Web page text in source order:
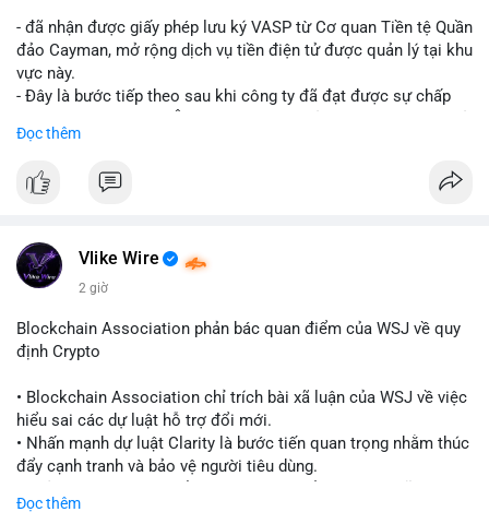
- đã nhận được giấy phép lưu ký VASP từ Cơ quan Tiền tệ Quần
đảo Cayman, mở rộng dịch vụ tiền điện tử được quản lý tại khu
vực này.
- Đây là bước tiếp theo sau khi công ty đã đạt được sự chấp
quy định toàn cầu.
một cách hợp pháp tại Cayman, thu hút thêm khách hàng tổ
tảng tiền điện tử tăng cường tuân thủ pháp lý để mở rộng hoạt
động.
#binancesquare #cryptonews #blockchain #regulation
#custody
$btc $eth
#vlikevn #titanbot
📰 Nguồn: Cointelegraph
Đọc thêm
Vlike Wire
2 giờ
Blockchain Association phản bác quan điểm của WSJ về quy
định Crypto
• Blockchain Association chỉ trích bài xã luận của WSJ về việc
hiểu sai các dự luật hỗ trợ đổi mới.
• Nhấn mạnh dự luật Clarity là bước tiến quan trọng nhằm thúc
đẩy cạnh tranh và bảo vệ người tiêu dùng.
tài sản số.
Đọc thêm